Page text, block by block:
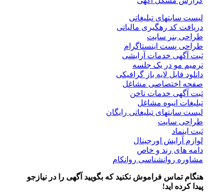
لیست سایتهای تبلیغاتی
دریافت کد رهگیری مالیاتی
طراحی بنر سایت
طراحی پست اینستاگرام
ثبت آگهی خدمات آرایشی
ترمیم مو در یک جلسه
دانلود فایل لایه باز گرافیکی
صفحه اختصاصی مشاغل
ثبت آگهی خدمات ناخن
تبلیغات انبوه مشاغل
لیست سایتهای تبلیغاتی رایگان
طراحی سایت
ثبت اینماد
لوازم آرایش اورجینال
دامه های رند و خاص
مشاوره روانشناسی روانکام
هنگام تماس فراموش نکنید که بگویید آگهی را در نیازجو
پیدا کرده اید!